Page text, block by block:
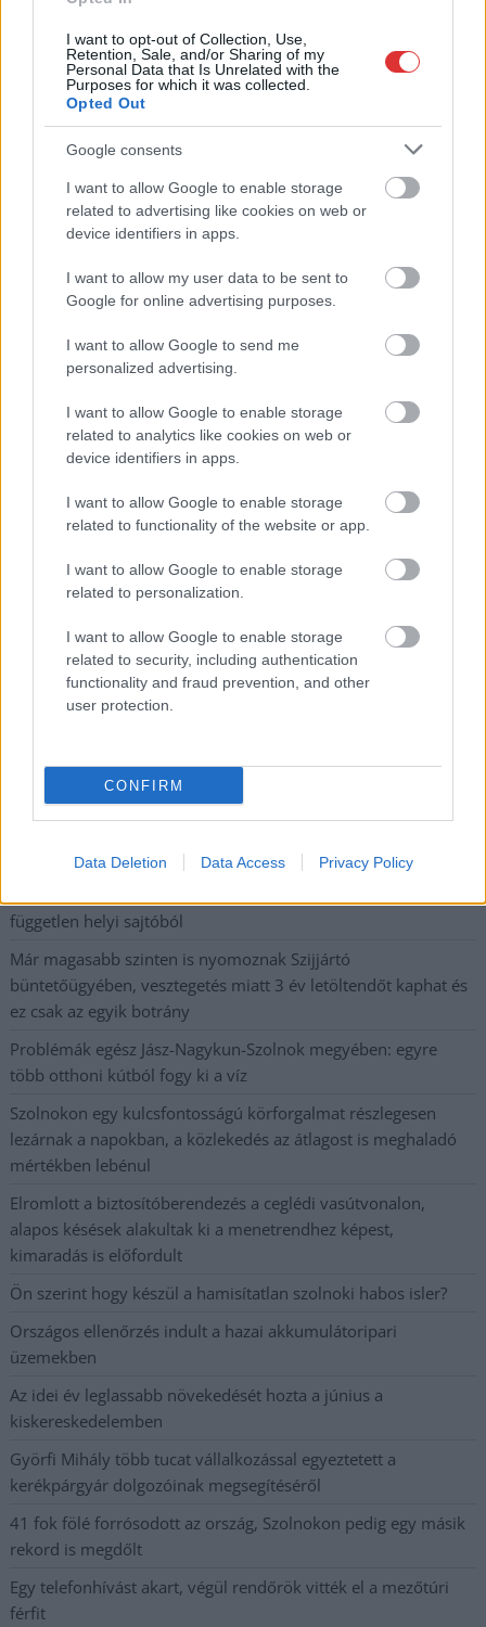
I want to opt-out of Collection, Use,
Retention, Sale, and/or Sharing of my
Personal Data that Is Unrelated with the
Purposes for which it was collected.
Opted Out
Google consents
I want to allow Google to enable storage
related to advertising like cookies on web or
device identifiers in apps.
I want to allow my user data to be sent to
Google for online advertising purposes.
I want to allow Google to send me
personalized advertising.
I want to allow Google to enable storage
related to analytics like cookies on web or
device identifiers in apps.
I want to allow Google to enable storage
related to functionality of the website or app.
I want to allow Google to enable storage
related to personalization.
I want to allow Google to enable storage
related to security, including authentication
functionality and fraud prevention, and other
user protection.
CONFIRM
Data Deletion Data Access Privacy Policy
Hírlevél feliratkozás
Adja meg keresztnevét:
Adja
meg e-mail címét:
legfrissebb információkkal és exkluzív tartalmakkal hétről hétre
postaládájába érkezik!
A SZOL24 legfrissebb 24 cikke
A Tisza Párt Dr. Baka Andrást jelöli köztársasági elnöknek
Óriási, több mint két méteres harcsát fogott a Tiszán a 13 éves
Hétfőn kezdik, csütörtökön végeznek – lezárás miatt
fennakadásokra és pótlóbuszos közlekedésre számítsunk az
egyik Jász-Nagykun-Szolnok megyei vasútvonalon
Visszaszámlálás indul: -1, 0, Sziget!
független helyi sajtóból
Már magasabb szinten is nyomoznak Szijjártó
büntetőügyében, vesztegetés miatt 3 év letöltendőt kaphat és
ez csak az egyik botrány
Problémák egész Jász-Nagykun-Szolnok megyében: egyre
több otthoni kútból fogy ki a víz
Szolnokon egy kulcsfontosságú körforgalmat részlegesen
lezárnak a napokban, a közlekedés az átlagost is meghaladó
mértékben lebénul
Elromlott a biztosítóberendezés a ceglédi vasútvonalon,
alapos késések alakultak ki a menetrendhez képest,
kimaradás is előfordult
Ön szerint hogy készül a hamisítatlan szolnoki habos isler?
Országos ellenőrzés indult a hazai akkumulátoripari
üzemekben
Az idei év leglassabb növekedését hozta a június a
kiskereskedelemben
Györfi Mihály több tucat vállalkozással egyeztetett a
kerékpárgyár dolgozóinak megsegítéséről
41 fok fölé forrósodott az ország, Szolnokon pedig egy másik
rekord is megdőlt
Egy telefonhívást akart, végül rendőrök vitték el a mezőtúri
férfit